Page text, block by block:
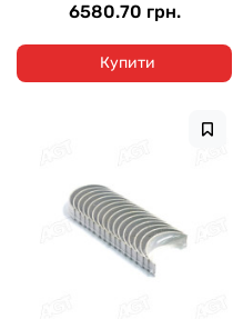
6580.70 грн.
Купити